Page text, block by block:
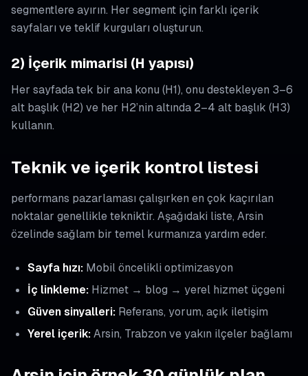
segmentlere ayırın. Her segment için farklı içerik
sayfaları ve teklif kurguları oluşturun.
2) İçerik mimarisi (H yapısı)
Her sayfada tek bir ana konu (H1), onu destekleyen 3–6
alt başlık (H2) ve her H2’nin altında 2–4 alt başlık (H3)
kullanın.
Teknik ve içerik kontrol listesi
performans pazarlaması çalışırken en çok kaçırılan
noktalar genellikle tekniktir. Aşağıdaki liste, Arsin
özelinde sağlam bir temel kurmanıza yardım eder.
Sayfa hızı: Mobil öncelikli optimizasyon
İç linkleme: Hizmet → blog → yerel hizmet üçgeni
Güven sinyalleri: Referans, yorum, açık iletişim
Yerel içerik:Arsin, Trabzon ve yakın ilçeler bağlamı